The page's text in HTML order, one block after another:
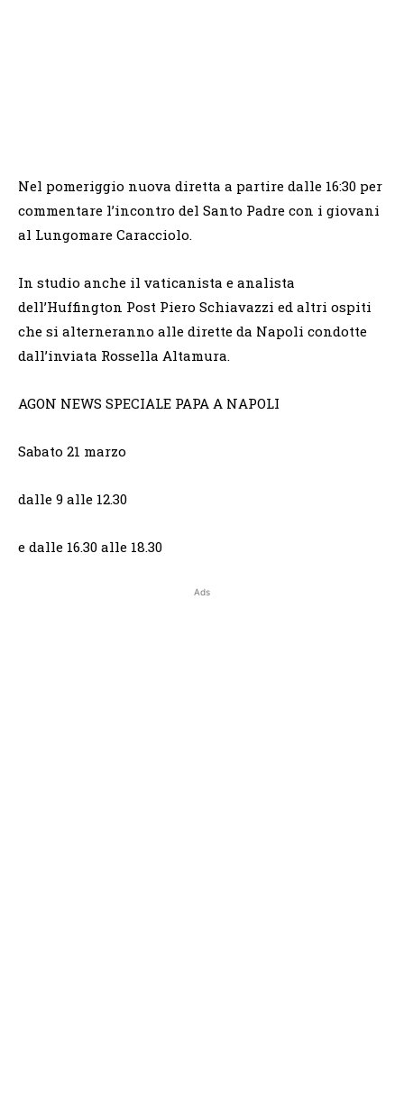
Nel pomeriggio nuova diretta a partire dalle 16:30 per
commentare l’incontro del Santo Padre con i giovani
al Lungomare Caracciolo.
In studio anche il vaticanista e analista
dell’Huffington Post Piero Schiavazzi ed altri ospiti
che si alterneranno alle dirette da Napoli condotte
dall’inviata Rossella Altamura.
AGON NEWS SPECIALE PAPA A NAPOLI
Sabato 21 marzo
dalle 9 alle 12.30
e dalle 16.30 alle 18.30
Ads